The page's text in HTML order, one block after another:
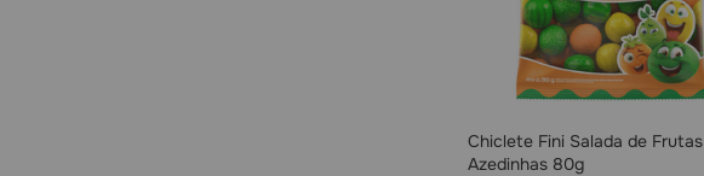
Chiclete Fini Salada de Frutas
Azedinhas 80g